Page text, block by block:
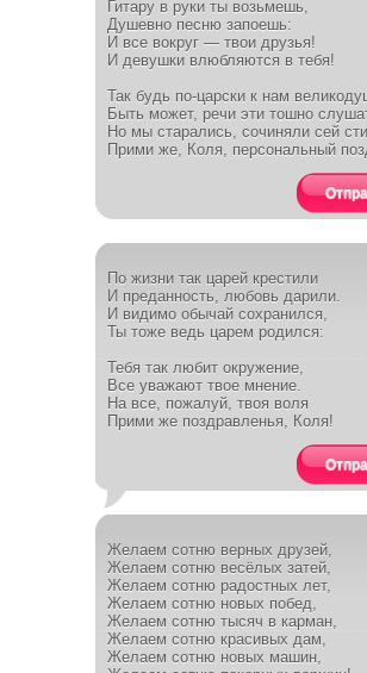
Гитару в руки ты возьмешь,
Душевно песню запоешь:
И все вокруг — твои друзья!
И девушки влюбляются в тебя!
Так будь по-царски к нам
Быть может, речи эти тошно
Но мы старались, сочиняли сей
Прими же, Коля, персональный
По жизни так царей крестили
И преданность, любовь дарили.
И видимо обычай сохранился,
Ты тоже ведь царем родился:
Тебя так любит окружение,
Все уважают твое мнение.
На все, пожалуй, твоя воля
Прими же поздравленья, Коля!
Желаем сотню верных друзей,
Желаем сотню весёлых затей,
Желаем сотню радостных лет,
Желаем сотню новых побед,
Желаем сотню тысяч в карман,
Желаем сотню красивых дам,
Желаем сотню новых машин,